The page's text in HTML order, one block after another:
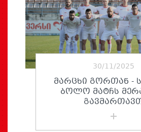
30/11/2025
ᲛᲐᲠᲪᲮᲘ ᲒᲝᲠᲗᲐᲜ -
ᲑᲝᲚᲝ ᲛᲐᲢᲩᲡ